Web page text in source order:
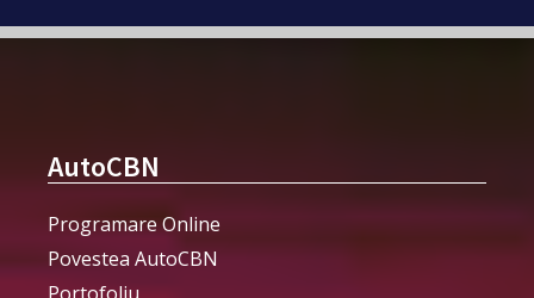
AutoCBN
Programare Online
Povestea AutoCBN